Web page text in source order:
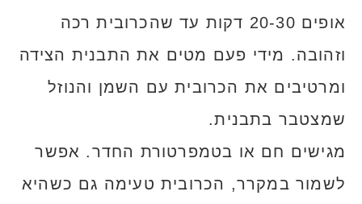
אופים 20-30 דקות עד שהכרובית רכה
וזהובה. מידי פעם מטים את התבנית הצידה
ומרטיבים את הכרובית עם השמן והנוזל
שמצטבר בתבנית.
מגישים חם או בטמפרטורת החדר. אפשר
לשמור במקרר, הכרובית טעימה גם כשהיא